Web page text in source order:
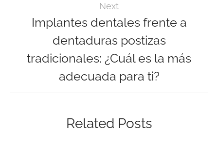
Next
Implantes dentales frente a
dentaduras postizas
tradicionales: ¿Cuál es la más
adecuada para ti?
Related Posts